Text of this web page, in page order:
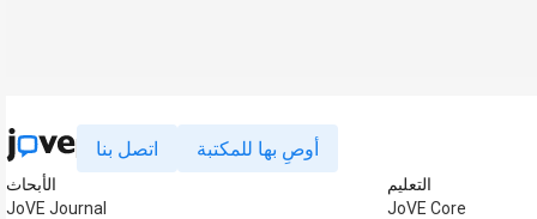
اتصل بنا أوصِ بها للمكتبة
الأبحاث
JoVE Journal
التعليم
JoVE Core